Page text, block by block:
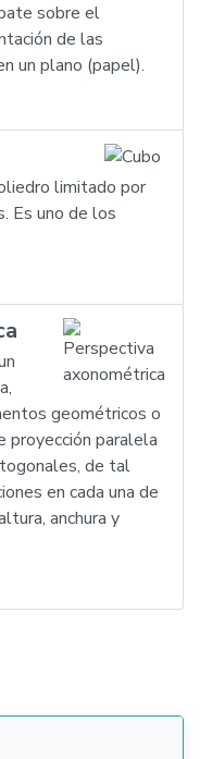
sobre el
de las
un plano (papel).
limitado por
Es uno de los
geométricos o
proyección paralela
de tal
en cada una de
anchura y